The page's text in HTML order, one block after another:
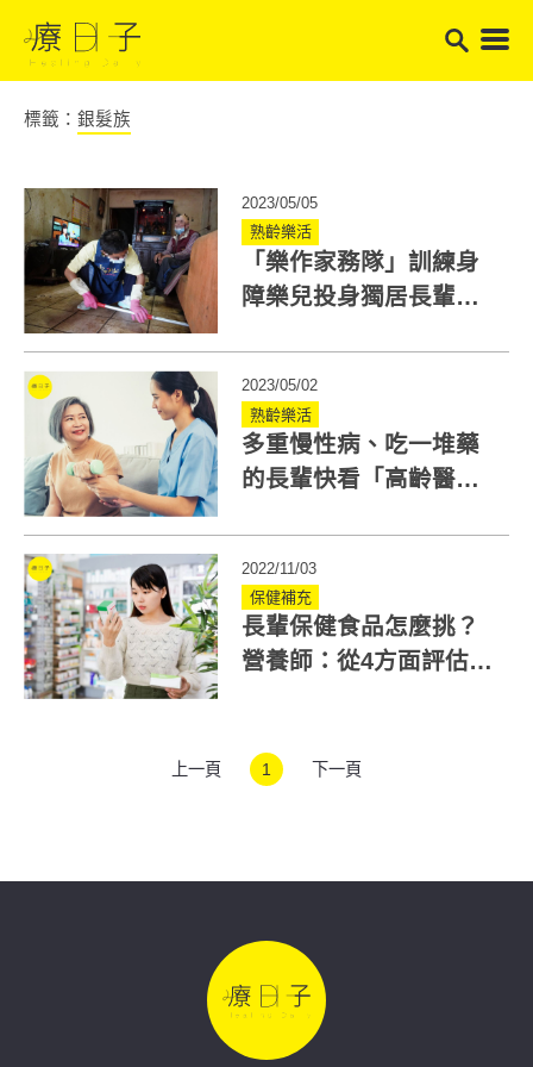
標籤： 銀髮族
2023/05/05
熟齡樂活
「樂作家務隊」訓練身
障樂兒投身獨居長輩服
2023/05/02
熟齡樂活
多重慢性病、吃一堆藥
的長輩快看「高齡醫學
2022/11/03
保健補充
長輩保健食品怎麼挑？
營養師：從4方面評估，
上一頁 1 下一頁